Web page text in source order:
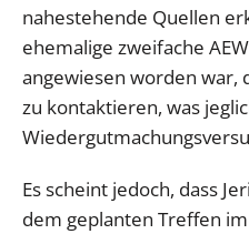
nahestehende Quellen
ehemalige zweifache
angewiesen worden war,
zu kontaktieren, was
Es scheint jedoch, dass
dem geplanten Treffen